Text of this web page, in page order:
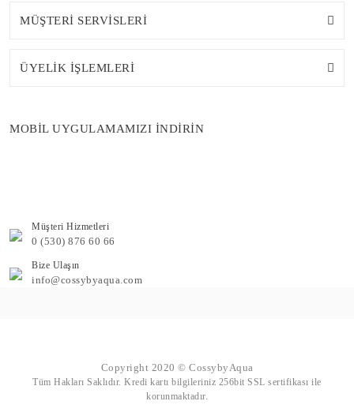
MÜŞTERİ SERVİSLERİ
ÜYELİK İŞLEMLERİ
MOBİL UYGULAMAMIZI İNDİRİN
Müşteri Hizmetleri
0 (530) 876 60 66
Bize Ulaşın
info@cossybyaqua.com
Copyright 2020 © CossybyAqua
Tüm Hakları Saklıdır. Kredi kartı bilgileriniz 256bit SSL sertifikası ile
korunmaktadır.